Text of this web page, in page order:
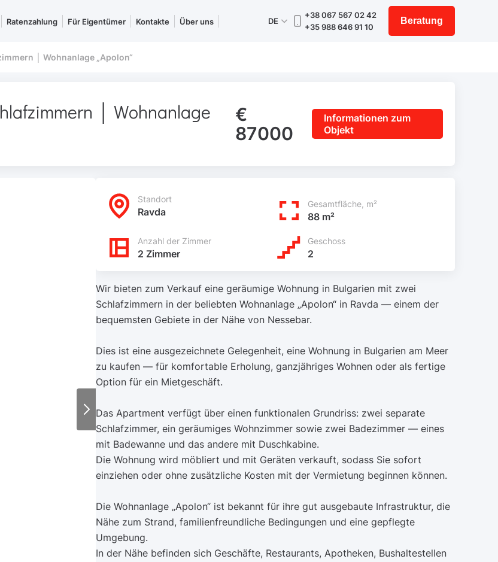
Ratenzahlung Für Eigentümer Kontakte Über uns DE
+38 067 567 02 42
+35 988 646 91 10
Beratung
│ Wohnanlage „Apolon“
│ Wohnanlage
€
87000
Informationen zum
Objekt
Standort
Ravda
Gesamtfläche, m²
88 m²
Anzahl der Zimmer
2 Zimmer
Geschoss
2
Wir bieten zum Verkauf eine geräumige Wohnung in Bulgarien mit zwei
Schlafzimmern in der beliebten Wohnanlage „Apolon“ in Ravda — einem der
bequemsten Gebiete in der Nähe von Nessebar.
Dies ist eine ausgezeichnete Gelegenheit, eine Wohnung in Bulgarien am Meer
zu kaufen — für komfortable Erholung, ganzjähriges Wohnen oder als fertige
Option für ein Mietgeschäft.
Das Apartment verfügt über einen funktionalen Grundriss: zwei separate
Schlafzimmer, ein geräumiges Wohnzimmer sowie zwei Badezimmer — eines
mit Badewanne und das andere mit Duschkabine.
Die Wohnung wird möbliert und mit Geräten verkauft, sodass Sie sofort
einziehen oder ohne zusätzliche Kosten mit der Vermietung beginnen können.
Die Wohnanlage „Apolon“ ist bekannt für ihre gut ausgebaute Infrastruktur, die
Nähe zum Strand, familienfreundliche Bedingungen und eine gepflegte
Umgebung.
In der Nähe befinden sich Geschäfte, Restaurants, Apotheken, Bushaltestellen